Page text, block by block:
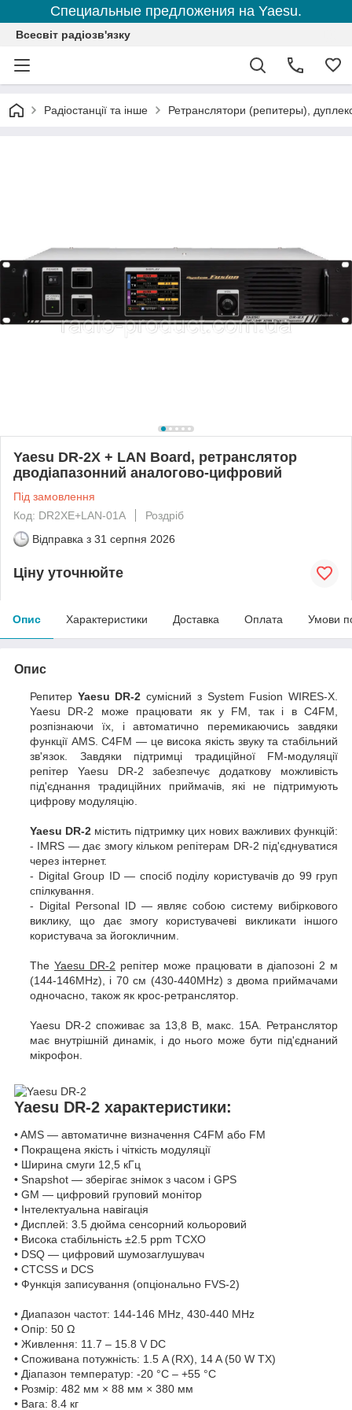
Специальные предложения на Yaesu.
Всесвіт радіозв'язку
Радіостанції та інше Ретранслятори (репитеры),
Yaesu DR-2X + LAN Board, ретранслятор
дводіапазонний аналогово-цифровий
Під замовлення
Код: DR2XE+LAN-01A
Роздріб
Відправка з 31 серпня 2026
Ціну уточнюйте
Опис Характеристики Доставка Оплата Умови
Опис
Репитер Yaesu DR-2 сумісний з System Fusion WIRES-X.
Yaesu DR-2 може працювати як у FM, так і в C4FM,
розпізнаючи їх, і автоматично перемикаючись завдяки
функції AMS. C4FM — це висока якість звуку та стабільний
зв'язок. Завдяки підтримці традиційної FM-модуляції
репітер Yaesu DR-2 забезпечує додаткову можливість
під'єднання традиційних приймачів, які не підтримують
цифрову модуляцію.
Yaesu DR-2 містить підтримку цих нових важливих функцій:
- IMRS — дає змогу кільком репітерам DR-2 під'єднуватися
через інтернет.
- Digital Group ID — спосіб поділу користувачів до 99 груп
спілкування.
- Digital Personal ID — являє собою систему вибіркового
виклику, що дає змогу користувачеві викликати іншого
користувача за йогокличним.
The Yaesu DR-2 репітер може працювати в діапозоні 2 м
(144-146MHz), і 70 см (430-440MHz) з двома приймачами
одночасно, також як крос-ретранслятор.
Yaesu DR-2 споживає за 13,8 В, макс. 15A. Ретранслятор
має внутрішній динамік, і до нього може бути під'єднаний
мікрофон.
Yaesu DR-2 характеристики:
• AMS — автоматичне визначення C4FM або FM
• Покращена якість і чіткість модуляції
• Ширина смуги 12,5 кГц
• Snapshot — зберігає знімок з часом і GPS
• GM — цифровий груповий монітор
• Інтелектуальна навігація
• Дисплей: 3.5 дюйма сенсорний кольоровий
• Висока стабільність ±2.5 ppm TCXO
• DSQ — цифровий шумозаглушувач
• CTCSS и DCS
• Функція записування (опціонально FVS-2)
• Диапазон частот: 144-146 MHz, 430-440 MHz
• Опір: 50 Ω
• Живлення: 11.7 – 15.8 V DC
• Споживана потужність: 1.5 A (RX), 14 A (50 W TX)
• Діапазон температур: -20 °C – +55 °C
• Розмір: 482 мм × 88 мм × 380 мм
• Вага: 8.4 кг